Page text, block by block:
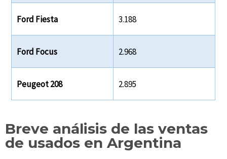
Ford Fiesta 3.188
Ford Focus 2.968
Peugeot 208 2.895
Breve análisis de las ventas
de usados en Argentina